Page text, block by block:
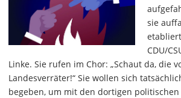
sie
CDU/
Linke. Sie rufen im Chor: „Schaut da, die
Landesverräter!“ Sie wollen sich
begeben, um mit den dortigen